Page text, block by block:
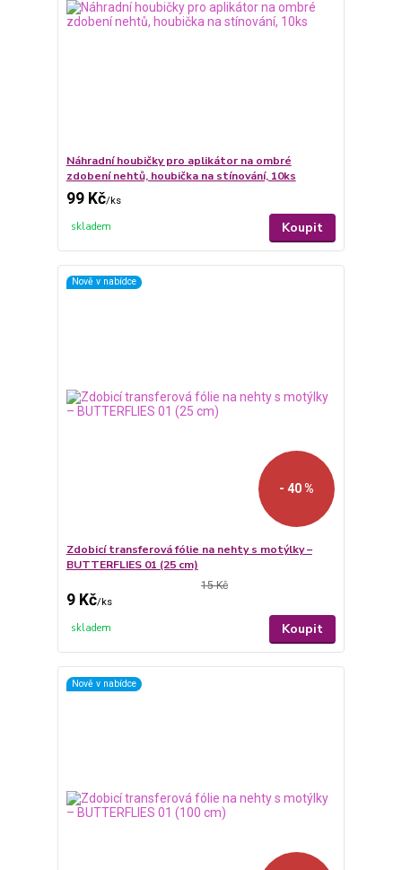
Náhradní houbičky pro aplikátor na ombré
zdobení nehtů, houbička na stínování, 10ks
99 Kč/ks
skladem Koupit
Nově v nabídce
- 40 %
Zdobicí transferová fólie na nehty s motýlky –
BUTTERFLIES 01 (25 cm)
15 Kč
9 Kč/ks
skladem Koupit
Nově v nabídce